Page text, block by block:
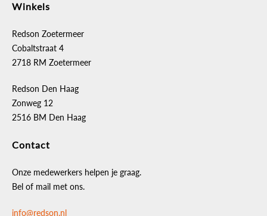
Winkels
Redson Zoetermeer
Cobaltstraat 4
2718 RM Zoetermeer
Redson Den Haag
Zonweg 12
2516 BM Den Haag
Contact
Onze medewerkers helpen je graag.
Bel of mail met ons.
info@redson.nl